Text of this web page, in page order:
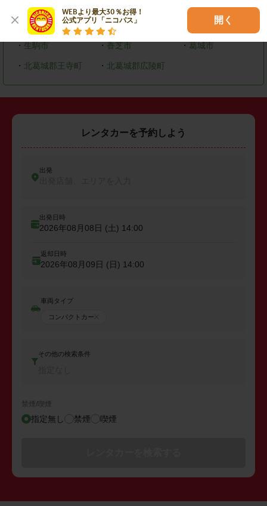
WEBより最大30％お得！
公式アプリ「ニコパス」
開く
・ 橿原市 ・桜井市
・ 生駒市 ・ 香芝市 ・ 葛城市
・ 北葛城郡王寺町 ・ 北葛城郡広陵町
レンタカーを予約しよう
出発
出発日時
2026年08月08日 (土) 14:00
返却日時
2026年08月09日 (日) 14:00
車両タイプ
コンパクトカー
その他の検索条件
禁煙/喫煙
指定無し 禁煙 喫煙